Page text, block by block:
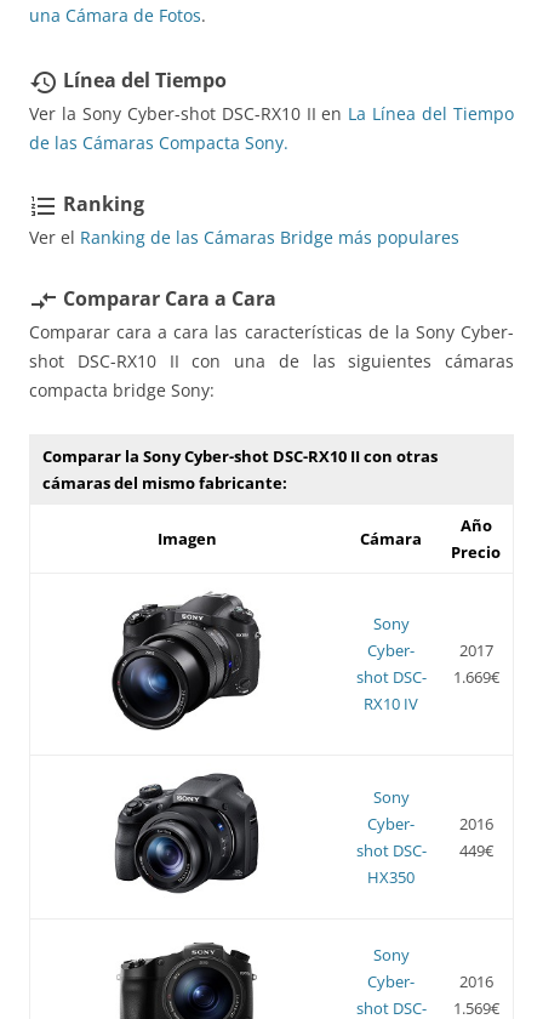
una Cámara de Fotos.
restore Línea del Tiempo
Ver la Sony Cyber-shot DSC-RX10 II en La Línea del Tiempo
de las Cámaras Compacta Sony.
format_list_numbered Ranking
Ver el Ranking de las Cámaras Bridge más populares
compare_arrows Comparar Cara a Cara
Comparar cara a cara las características de la Sony Cyber-
shot DSC-RX10 II con una de las siguientes cámaras
compacta bridge Sony:
Comparar la Sony Cyber-shot DSC-RX10 II con otras
cámaras del mismo fabricante:
Imagen Cámara
Año
Precio
Sony
Cyber-
shot DSC-
RX10 IV
2017
1.669€
Sony
Cyber-
shot DSC-
HX350
2016
449€
Sony
Cyber-
shot DSC-
2016
1.569€